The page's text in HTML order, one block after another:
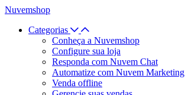
Nuvemshop
Categorias
Conheça a Nuvemshop
Configure sua loja
Responda com Nuvem Chat
Automatize com Nuvem Marketing
Venda offline